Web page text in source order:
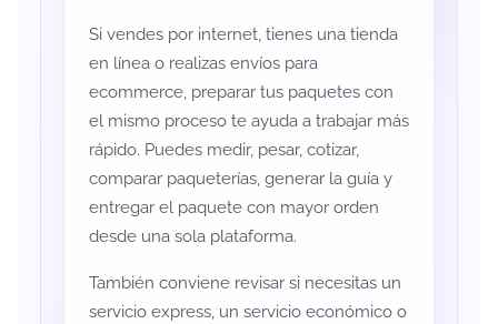
Si vendes por internet, tienes una tienda
en línea o realizas envíos para
ecommerce, preparar tus paquetes con
el mismo proceso te ayuda a trabajar más
rápido. Puedes medir, pesar, cotizar,
comparar paqueterías, generar la guía y
entregar el paquete con mayor orden
desde una sola plataforma.
También conviene revisar si necesitas un
servicio express, un servicio económico o